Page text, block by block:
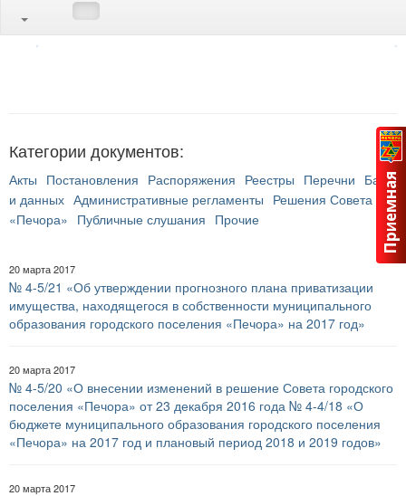
Категории документов:
Акты Постановления Распоряжения Реестры Перечни Банк
и данных Административные регламенты Решения Совета ГП
«Печора» Публичные слушания Прочие
20 марта 2017
№ 4-5/21 «Об утверждении прогнозного плана приватизации
имущества, находящегося в собственности муниципального
образования городского поселения «Печора» на 2017 год»
20 марта 2017
№ 4-5/20 «О внесении изменений в решение Совета городского
поселения «Печора» от 23 декабря 2016 года № 4-4/18 «О
бюджете муниципального образования городского поселения
«Печора» на 2017 год и плановый период 2018 и 2019 годов»
20 марта 2017